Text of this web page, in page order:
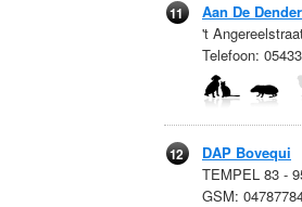
11
Aan De Dender
't
Telefoon:
12
DAP Bovequi
TEMPEL 83 -
GSM: